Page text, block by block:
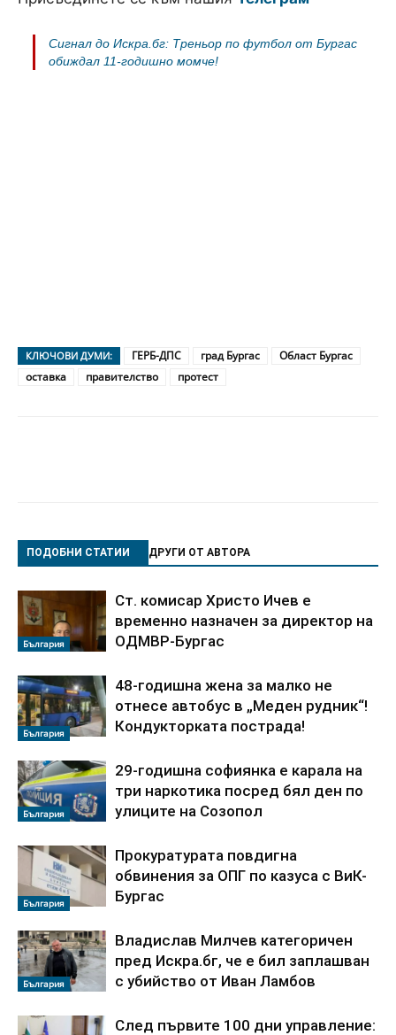
Сигнал до Искра.бг: Треньор по футбол от Бургас
обиждал 11-годишно момче!
КЛЮЧОВИ ДУМИ: ГЕРБ-ДПС град Бургас
Област Бургас
оставка
правителство протест
ПОДОБНИ СТАТИИ ДРУГИ ОТ АВТОРА
България
Ст. комисар Христо Ичев е
временно назначен за директор на
ОДМВР-Бургас
България
48-годишна жена за малко не
отнесе автобус в „Меден рудник“!
Кондукторката пострада!
България
29-годишна софиянка е карала на
три наркотика посред бял ден по
улиците на Созопол
България
Прокуратурата повдигна
обвинения за ОПГ по казуса с ВиК-
Бургас
България
Владислав Милчев категоричен
пред Искра.бг, че е бил заплашван
с убийство от Иван Ламбов
След първите 100 дни управление: